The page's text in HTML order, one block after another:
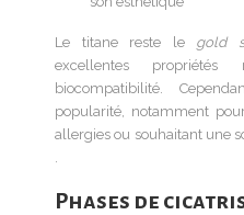
Le titane reste le gold
excellentes
biocompatibilité.
popularité, notamment
allergies ou souhaitant une
.
Phases de